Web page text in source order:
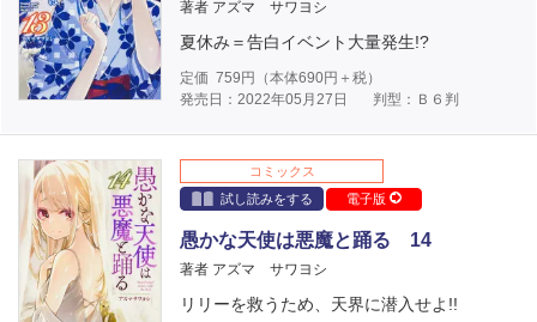
著者 アズマ サワヨシ
夏休み＝告白イベント大量発生!?
定価 759 円（本体690円＋税）
発売日：2022年05月27日
判型：Ｂ６判
コミックス
試し読みをする
電子版
愚かな天使は悪魔と踊る 14
著者 アズマ サワヨシ
リリーを救うため、天界に潜入せよ!!